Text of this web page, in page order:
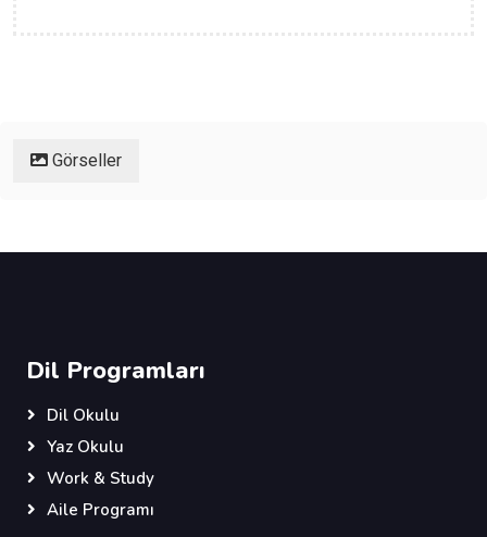
Görseller
Dil Programları
Dil Okulu
Yaz Okulu
Work & Study
Aile Programı